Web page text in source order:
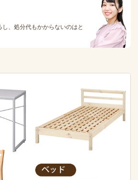
、処分代もかからないのはと